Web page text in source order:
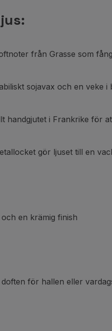
från Grasse som
sojavax och en veke
handgjutet i Frankrike för
gör ljuset till en
en krämig finish
för hallen eller